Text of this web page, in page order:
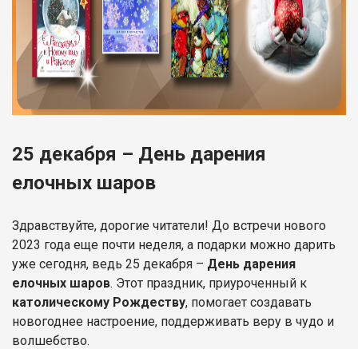
25 декабря – День дарения
елочных шаров
Здравствуйте, дорогие читатели! До встречи нового
2023 года еще почти неделя, а подарки можно дарить
уже сегодня, ведь 25 декабря – День дарения
елочных шаров. Этот праздник, приуроченный к
католическому Рождеству, помогает создавать
новогоднее настроение, поддерживать веру в чудо и
волшебство.